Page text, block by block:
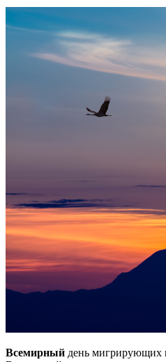
Всемирный день мигрирующих